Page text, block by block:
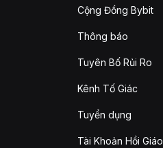
Cộng Đồng Bybit
Thông báo
Tuyên Bố Rủi Ro
Kênh Tố Giác
Tuyển dụng
Tài Khoản Hồi Giáo